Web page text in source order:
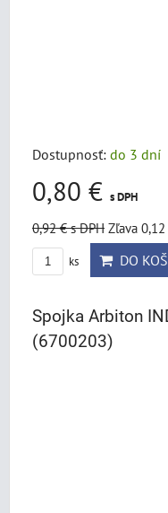
Dostupnosť: do 3 dní
0,80 € s DPH
0,92 €s DPH Zľava
ks DO
Spojka Arbiton
(6700203)